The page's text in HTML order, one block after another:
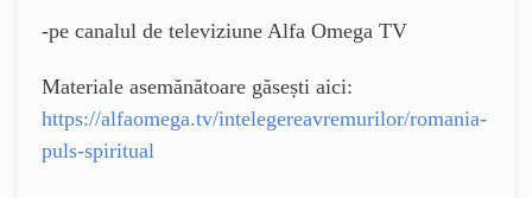
-pe canalul de televiziune Alfa Omega TV
Materiale asemănătoare găsești aici:
https://alfaomega.tv/intelegereavremurilor/romania-
puls-spiritual